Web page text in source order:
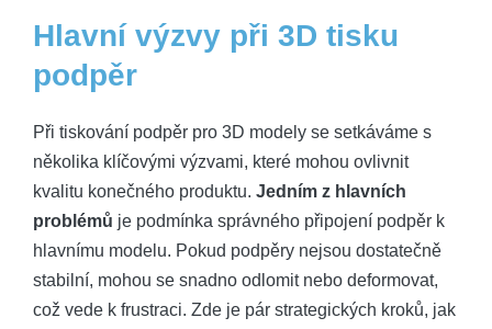
Hlavní výzvy při 3D tisku
podpěr
Při tiskování podpěr pro 3D modely se setkáváme s
několika klíčovými výzvami, které mohou ovlivnit
kvalitu konečného produktu. Jedním z hlavních
problémů je podmínka správného připojení podpěr k
hlavnímu modelu. Pokud podpěry nejsou dostatečně
stabilní, mohou se snadno odlomit nebo deformovat,
což vede k frustraci. Zde je pár strategických kroků, jak